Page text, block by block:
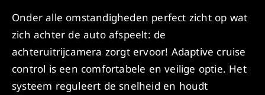
Onder alle omstandigheden perfect zicht op wat
zich achter de auto afspeelt: de
achteruitrijcamera zorgt ervoor! Adaptive cruise
control is een comfortabele en veilige optie. Het
systeem reguleert de snelheid en houdt